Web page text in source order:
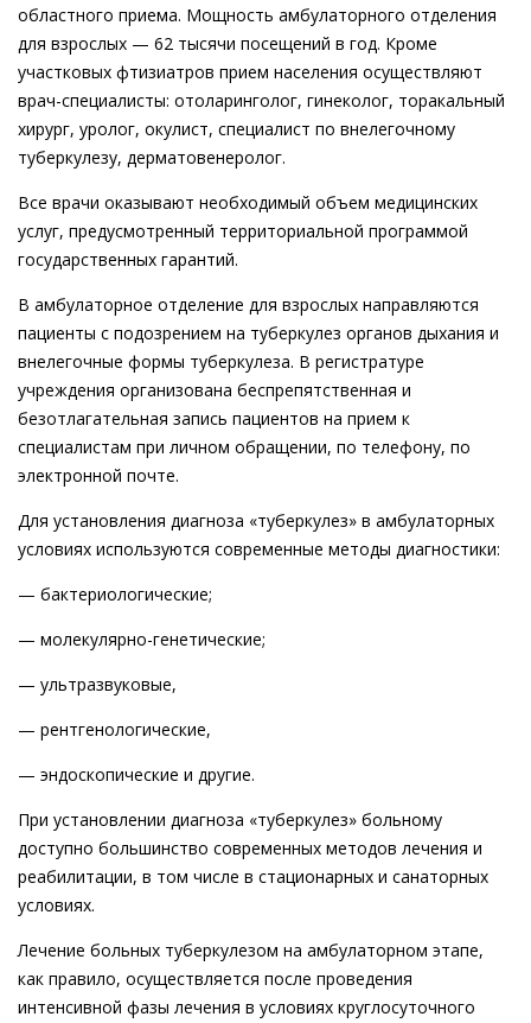
областного приема. Мощность амбулаторного отделения
для взрослых — 62 тысячи посещений в год. Кроме
участковых фтизиатров прием населения осуществляют
врач-специалисты: отоларинголог, гинеколог, торакальный
хирург, уролог, окулист, специалист по внелегочному
туберкулезу, дерматовенеролог.
Все врачи оказывают необходимый объем медицинских
услуг, предусмотренный территориальной программой
государственных гарантий.
В амбулаторное отделение для взрослых направляются
пациенты с подозрением на туберкулез органов дыхания и
внелегочные формы туберкулеза. В регистратуре
учреждения организована беспрепятственная и
безотлагательная запись пациентов на прием к
специалистам при личном обращении, по телефону, по
электронной почте.
Для установления диагноза «туберкулез» в амбулаторных
условиях используются современные методы диагностики:
— бактериологические;
— молекулярно-генетические;
— ультразвуковые,
— рентгенологические,
— эндоскопические и другие.
При установлении диагноза «туберкулез» больному
доступно большинство современных методов лечения и
реабилитации, в том числе в стационарных и санаторных
условиях.
Лечение больных туберкулезом на амбулаторном этапе,
как правило, осуществляется после проведения
интенсивной фазы лечения в условиях круглосуточного